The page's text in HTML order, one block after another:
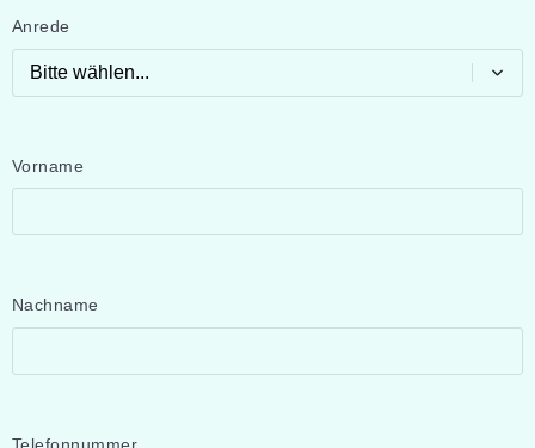
Pflichtfeld
Anrede
Pflichtfeld
Vorname
Pflichtfeld
Nachname
Pflichtfeld
Telefonnummer